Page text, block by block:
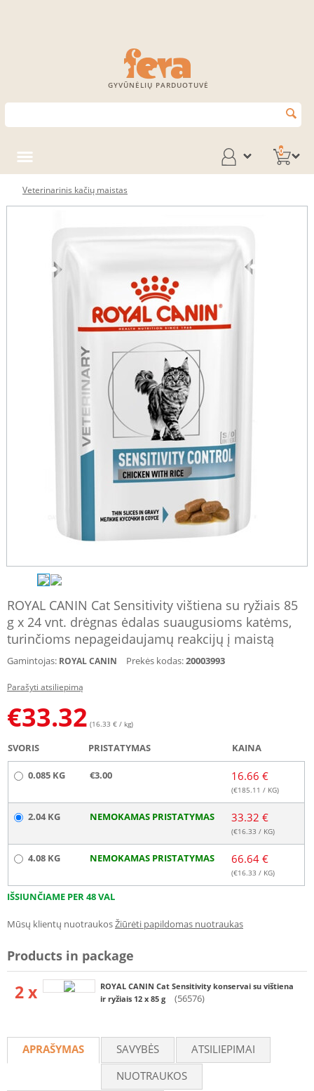
GYVŪNĖLIŲ PARDUOTUVĖ
0
Veterinarinis kačių maistas
ROYAL CANIN Cat Sensitivity vištiena su ryžiais 85
g x 24 vnt. drėgnas ėdalas suaugusioms katėms,
turinčioms nepageidaujamų reakcijų į maistą
Gamintojas: ROYAL CANIN Prekės kodas:20003993
Parašyti atsiliepimą
€33.32 (16.33 € / kg)
SVORIS PRISTATYMAS KAINA
0.085 KG €3.00 16.66 €
(€185.11 / KG)
2.04 KG NEMOKAMAS PRISTATYMAS 33.32 €
(€16.33 / KG)
4.08 KG NEMOKAMAS PRISTATYMAS 66.64 €
(€16.33 / KG)
IŠSIUNČIAME PER 48 VAL
Mūsų klientų nuotraukosŽiūrėti papildomas nuotraukas
Products in package
2 x
ROYAL CANIN Cat Sensitivity konservai su vištiena
ir ryžiais 12 x 85 g
(56576)
APRAŠYMAS SAVYBĖS
ATSILIEPIMAI
NUOTRAUKOS